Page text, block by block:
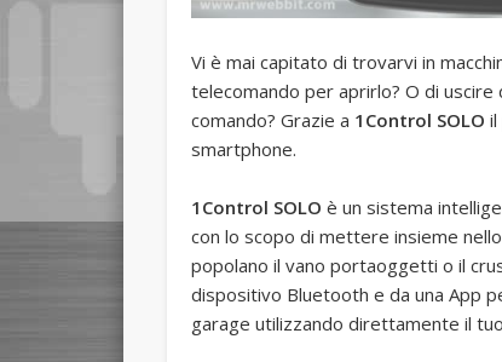
Vi è mai capitato di trovarvi in
telecomando per aprirlo? O di
comando? Grazie a 1Control SOLO
smartphone.
1Control SOLO è un sistema
con lo scopo di mettere insieme
popolano il vano portaoggetti o il
dispositivo Bluetooth e da una App
garage utilizzando direttamente il